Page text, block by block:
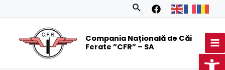
Search
Compania Națională de Căi
Ferate ”CFR” – SA